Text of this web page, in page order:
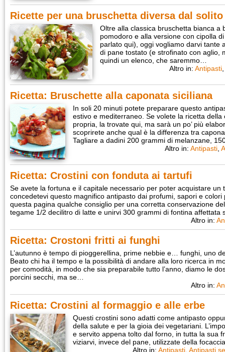
Ricette per una bruschetta diversa dal solito
Oltre alla classica bruschetta bianca a
pomodoro e alla versione con cipolla
parlato qui), oggi vogliamo darvi tante
di pane tostato (e strofinato con aglio,
quindi un elenco, che saremmo…
Altro in: Antipasti
Ricetta: Bruschette alla caponata siciliana
In soli 20 minuti potete preparare questo
estivo e mediterraneo. Se volete la ricetta
propria, la trovate qui, ma sarà un po’ più
scoprirete anche qual è la differenza tra
Tagliare a dadini 200 grammi di melanzane,
Altro in: Antipasti
Ricetta: Crostini con fonduta ai tartufi
Se avete la fortuna e il capitale necessario per poter acquistare un
concedetevi questo magnifico antipasto dai profumi, sapori e
questa pagina qualche consiglio per una corretta conservazione
tegame 1/2 decilitro di latte e unirvi 300 grammi di fontina
Altro in:
Ricetta: Crostoni fritti ai funghi
L’autunno è tempo di pioggerellina, prime nebbie e… funghi, uno
Beato chi ha il tempo e la possibilità di andare alla loro ricerca in
per comodità, in modo che sia preparabile tutto l’anno, diamo le
porcini secchi, ma se…
Altro in:
Ricetta: Crostini al formaggio e alle erbe
Questi crostini sono adatti come antipasto
della salute e per la gioia dei vegetariani.
e servito appena tolto dal forno, in tutta la sua
viziarvi, invece del pane, utilizzate della
Altro in: Antipasti Antipasti